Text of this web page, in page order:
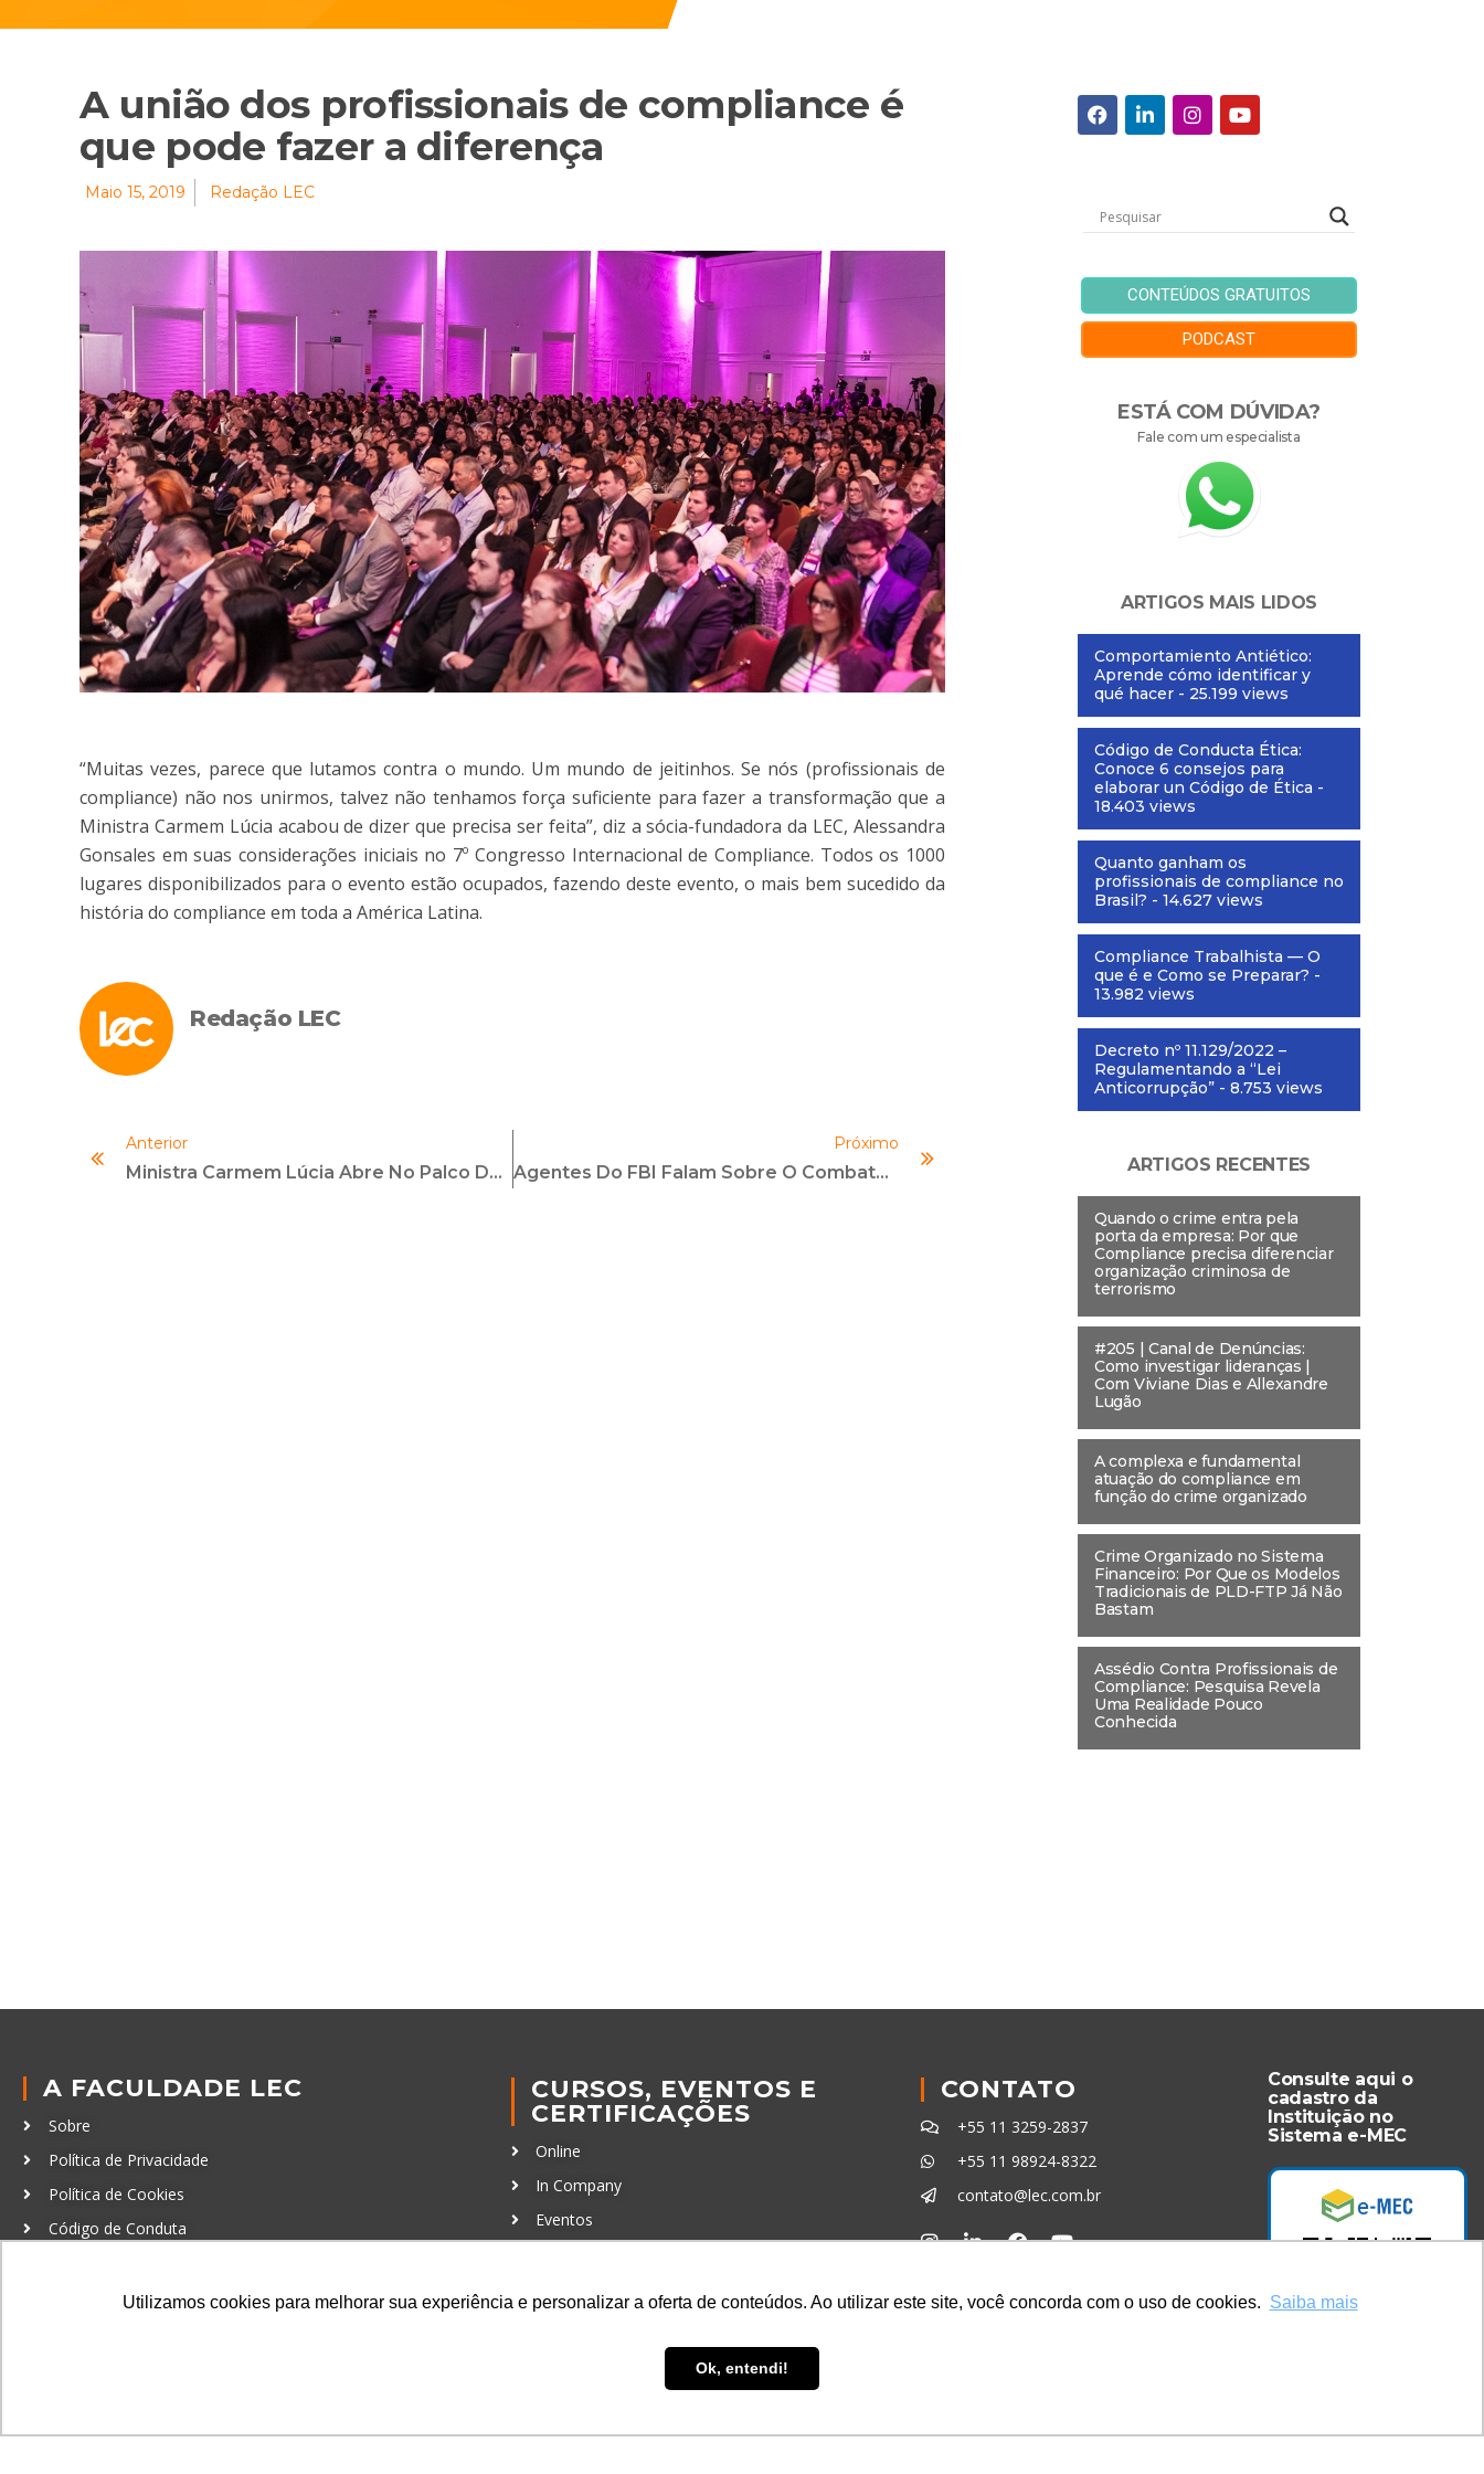
Utilizamos cookies para melhorar sua experiência e personalizar a oferta de conteúdos. Ao utilizar este site, você concorda com o uso de cookies. Saiba mais
Ok, entendi!
A união dos profissionais de compliance é
que pode fazer a diferença
Maio 15, 2019 Redação LEC
“Muitas vezes, parece que lutamos contra o mundo. Um mundo de jeitinhos. Se nós (profissionais de
compliance) não nos unirmos, talvez não tenhamos força suficiente para fazer a transformação que a
Ministra Carmem Lúcia acabou de dizer que precisa ser feita”, diz a sócia-fundadora da LEC, Alessandra
Gonsales em suas considerações iniciais no 7º Congresso Internacional de Compliance. Todos os 1000
lugares disponibilizados para o evento estão ocupados, fazendo deste evento, o mais bem sucedido da
história do compliance em toda a América Latina.
Redação LEC
Anterior
Ministra Carmem Lúcia Abre No Palco Do 7º Congresso Internacional De Compliance
Próximo
Agentes Do FBI Falam Sobre O Combate À Corrupção Na América Latina
CONTEÚDOS GRATUITOS
PODCAST
ESTÁ COM DÚVIDA?
Fale com um especialista
ARTIGOS MAIS LIDOS
Comportamiento Antiético:
Aprende cómo identificar y
qué hacer - 25.199 views
Código de Conducta Ética:
Conoce 6 consejos para
elaborar un Código de Ética -
18.403 views
Quanto ganham os
profissionais de compliance no
Brasil? - 14.627 views
Compliance Trabalhista — O
que é e Como se Preparar? -
13.982 views
Decreto nº 11.129/2022 –
Regulamentando a “Lei
Anticorrupção” - 8.753 views
ARTIGOS RECENTES
Quando o crime entra pela
porta da empresa: Por que
Compliance precisa diferenciar
organização criminosa de
terrorismo
#205 | Canal de Denúncias:
Como investigar lideranças |
Com Viviane Dias e Allexandre
Lugão
A complexa e fundamental
atuação do compliance em
função do crime organizado
Crime Organizado no Sistema
Financeiro: Por Que os Modelos
Tradicionais de PLD-FTP Já Não
Bastam
Assédio Contra Profissionais de
Compliance: Pesquisa Revela
Uma Realidade Pouco
Conhecida
A FACULDADE LEC
Sobre
Política de Privacidade
Política de Cookies
Código de Conduta
CURSOS, EVENTOS E
CERTIFICAÇÕES
Online
In Company
Eventos
CONTATO
+55 11 3259-2837
+55 11 98924-8322
contato@lec.com.br
Consulte aqui o
cadastro da
Instituição no
Sistema e-MEC